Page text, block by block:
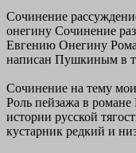
Сочинение
онегину Сочинение
Евгению Онегину
написан Пушкиным в
Сочинение на тему
Роль пейзажа в
истории русской
кустарник редкий и